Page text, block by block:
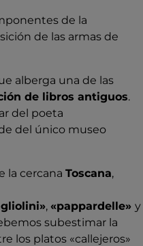
de la
de las armas de
alberga una de las
de libros antiguos.
del poeta
del único museo
la cercana Toscana,
, «pappardelle» y
subestimar la
los platos «callejeros»